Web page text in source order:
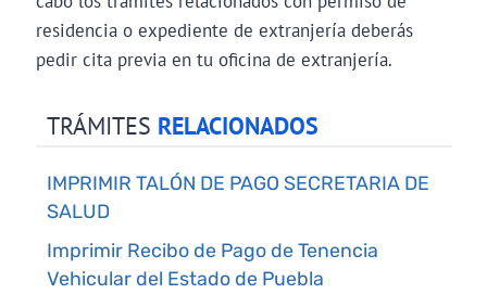
residencia o expediente de extranjería deberás
pedir cita previa en tu oficina de extranjería.
TRÁMITES RELACIONADOS
IMPRIMIR TALÓN DE PAGO SECRETARIA DE
SALUD
Imprimir Recibo de Pago de Tenencia
Vehicular del Estado de Puebla